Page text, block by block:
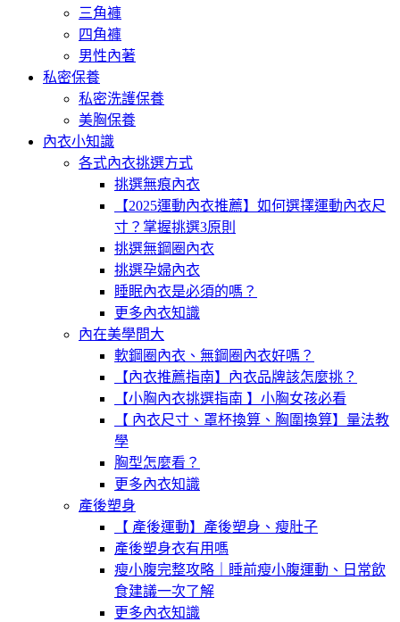
三角褲
四角褲
男性內著
私密保養
私密洗護保養
美胸保養
內衣小知識
各式內衣挑選方式
挑選無痕內衣
【2025運動內衣推薦】如何選擇運動內衣尺
寸？掌握挑選3原則
挑選無鋼圈內衣
挑選孕婦內衣
睡眠內衣是必須的嗎？
更多內衣知識
內在美學問大
軟鋼圈內衣、無鋼圈內衣好嗎？
【內衣推薦指南】內衣品牌該怎麼挑？
【小胸內衣挑選指南 】小胸女孩必看
【 內衣尺寸、罩杯換算、胸圍換算】量法教
學
胸型怎麼看？
更多內衣知識
產後塑身
【 產後運動】產後塑身、瘦肚子
產後塑身衣有用嗎
瘦小腹完整攻略｜睡前瘦小腹運動、日常飲
食建議一次了解
更多內衣知識